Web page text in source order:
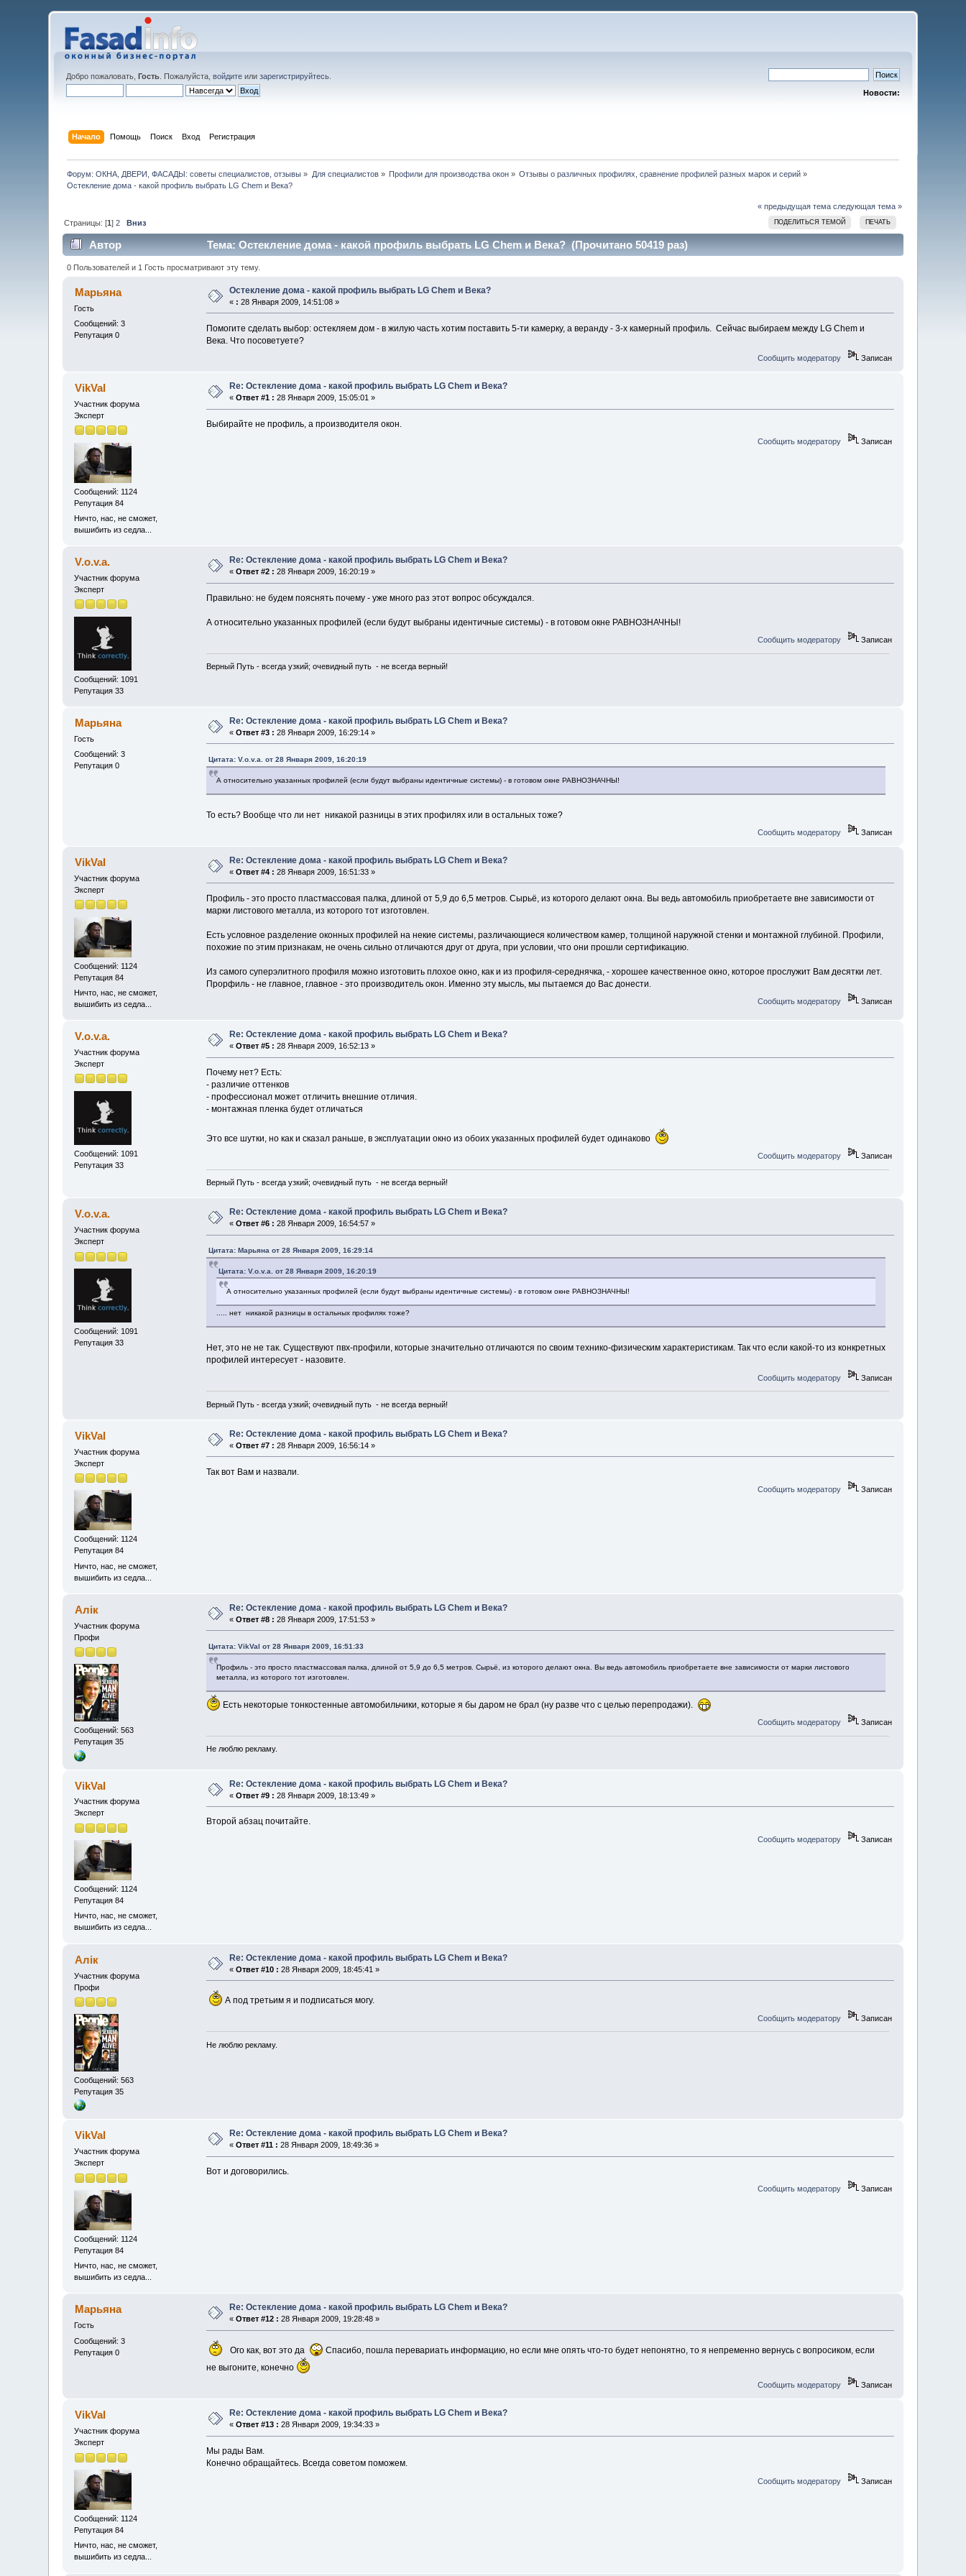
Добро пожаловать,Гость . Пожалуйста,войдите илизарегистрируйтесь
Новости:
Начало Помощь Поиск Вход Регистрация
Форум: ОКНА, ДВЕРИ, ФАСАДЫ: советы специалистов, отзывы » Для специалистов» Профили для производства окон » Отзывы о различных профилях, сравнение профилей разных марок и серий »
Остекление дома - какой профиль выбрать LG Chem и Века?
« предыдущая тема следующая тема »
ПОДЕЛИТЬСЯ ТЕМОЙ ПЕЧАТЬ
Страницы: [1]2 Вниз
Автор Тема: Остекление дома - какой профиль выбрать LG Chem и Века? (Прочитано 50419 раз)
0 Пользователей и 1 Гость просматривают эту тему.
Марьяна
Гость
Сообщений: 3
Репутация 0
Остекление дома - какой профиль выбрать LG Chem и Века?
« : 28 Января 2009, 14:51:08 »
Помогите сделать выбор: остекляем дом - в жилую часть хотим поставить 5-ти камерку, а веранду - 3-х камерный профиль. Сейчас выбираем между LG Chem и
Века. Что посоветуете?
Сообщить модератору Записан
VikVal
Участник форума
Эксперт
Сообщений: 1124
Репутация 84
Ничто, нас, не сможет,
вышибить из седла...
Re: Остекление дома - какой профиль выбрать LG Chem и Века?
«Ответ #1 : 28 Января 2009, 15:05:01 »
Выбирайте не профиль, а производителя окон.
Сообщить модератору Записан
V.o.v.a.
Участник форума
Эксперт
Сообщений: 1091
Репутация 33
Re: Остекление дома - какой профиль выбрать LG Chem и Века?
«Ответ #2 : 28 Января 2009, 16:20:19 »
Правильно: не будем пояснять почему - уже много раз этот вопрос обсуждался.
А относительно указанных профилей (если будут выбраны идентичные системы) - в готовом окне РАВНОЗНАЧНЫ!
Сообщить модератору Записан
Верный Путь - всегда узкий; очевидный путь - не всегда верный!
Марьяна
Гость
Сообщений: 3
Репутация 0
Re: Остекление дома - какой профиль выбрать LG Chem и Века?
«Ответ #3 : 28 Января 2009, 16:29:14 »
Цитата: V.o.v.a. от 28 Января 2009, 16:20:19
А относительно указанных профилей (если будут выбраны идентичные системы) - в готовом окне РАВНОЗНАЧНЫ!
То есть? Вообще что ли нет никакой разницы в этих профилях или в остальных тоже?
Сообщить модератору Записан
VikVal
Участник форума
Эксперт
Сообщений: 1124
Репутация 84
Ничто, нас, не сможет,
вышибить из седла...
Re: Остекление дома - какой профиль выбрать LG Chem и Века?
«Ответ #4 : 28 Января 2009, 16:51:33 »
Профиль - это просто пластмассовая палка, длиной от 5,9 до 6,5 метров. Сырьё, из которого делают окна. Вы ведь автомобиль приобретаете вне зависимости от
марки листового металла, из которого тот изготовлен.
Есть условное разделение оконных профилей на некие системы, различающиеся количеством камер, толщиной наружной стенки и монтажной глубиной. Профили,
похожие по этим признакам, не очень сильно отличаются друг от друга, при условии, что они прошли сертификацию.
Из самого суперэлитного профиля можно изготовить плохое окно, как и из профиля-середнячка, - хорошее качественное окно, которое прослужит Вам десятки лет.
Прорфиль - не главное, главное - это производитель окон. Именно эту мысль, мы пытаемся до Вас донести.
Сообщить модератору Записан
V.o.v.a.
Участник форума
Эксперт
Сообщений: 1091
Репутация 33
Re: Остекление дома - какой профиль выбрать LG Chem и Века?
«Ответ #5 : 28 Января 2009, 16:52:13 »
Почему нет? Есть:
- различие оттенков
- профессионал может отличить внешние отличия.
- монтажная пленка будет отличаться
Это все шутки, но как и сказал раньше, в эксплуатации окно из обоих указанных профилей будет одинаково
Сообщить модератору Записан
Верный Путь - всегда узкий; очевидный путь - не всегда верный!
V.o.v.a.
Участник форума
Эксперт
Сообщений: 1091
Репутация 33
Re: Остекление дома - какой профиль выбрать LG Chem и Века?
«Ответ #6 : 28 Января 2009, 16:54:57 »
Цитата: Марьяна от 28 Января 2009, 16:29:14
Цитата: V.o.v.a. от 28 Января 2009, 16:20:19
А относительно указанных профилей (если будут выбраны идентичные системы) - в готовом окне РАВНОЗНАЧНЫ!
..... нет никакой разницы в остальных профилях тоже?
Нет, это не не так. Существуют пвх-профили, которые значительно отличаются по своим технико-физическим характеристикам. Так что если какой-то из конкретных
профилей интересует - назовите.
Сообщить модератору Записан
Верный Путь - всегда узкий; очевидный путь - не всегда верный!
VikVal
Участник форума
Эксперт
Сообщений: 1124
Репутация 84
Ничто, нас, не сможет,
вышибить из седла...
Re: Остекление дома - какой профиль выбрать LG Chem и Века?
«Ответ #7 : 28 Января 2009, 16:56:14 »
Так вот Вам и назвали.
Сообщить модератору Записан
Алік
Участник форума
Профи
Сообщений: 563
Репутация 35
Re: Остекление дома - какой профиль выбрать LG Chem и Века?
«Ответ #8 : 28 Января 2009, 17:51:53 »
Цитата: VikVal от 28 Января 2009, 16:51:33
Профиль - это просто пластмассовая палка, длиной от 5,9 до 6,5 метров. Сырьё, из которого делают окна. Вы ведь автомобиль приобретаете вне зависимости от марки листового
металла, из которого тот изготовлен.
Есть некоторые тонкостенные автомобильчики, которые я бы даром не брал (ну разве что с целью перепродажи).
Сообщить модератору Записан
Не люблю рекламу.
VikVal
Участник форума
Эксперт
Сообщений: 1124
Репутация 84
Ничто, нас, не сможет,
вышибить из седла...
Re: Остекление дома - какой профиль выбрать LG Chem и Века?
«Ответ #9 : 28 Января 2009, 18:13:49 »
Второй абзац почитайте.
Сообщить модератору Записан
Алік
Участник форума
Профи
Сообщений: 563
Репутация 35
Re: Остекление дома - какой профиль выбрать LG Chem и Века?
«Ответ #10 : 28 Января 2009, 18:45:41 »
А под третьим я и подписаться могу.
Сообщить модератору Записан
Не люблю рекламу.
VikVal
Участник форума
Эксперт
Сообщений: 1124
Репутация 84
Ничто, нас, не сможет,
вышибить из седла...
Re: Остекление дома - какой профиль выбрать LG Chem и Века?
«Ответ #11 : 28 Января 2009, 18:49:36 »
Вот и договорились.
Сообщить модератору Записан
Марьяна
Гость
Сообщений: 3
Репутация 0
Re: Остекление дома - какой профиль выбрать LG Chem и Века?
«Ответ #12 : 28 Января 2009, 19:28:48 »
Ого как, вот это да
Спасибо, пошла перевариать информацию, но если мне опять что-то будет непонятно, то я непременно вернусь с вопросиком, если
не выгоните, конечно
Сообщить модератору Записан
VikVal
Участник форума
Эксперт
Сообщений: 1124
Репутация 84
Ничто, нас, не сможет,
вышибить из седла...
Re: Остекление дома - какой профиль выбрать LG Chem и Века?
«Ответ #13 : 28 Января 2009, 19:34:33 »
Мы рады Вам.
Конечно обращайтесь. Всегда советом поможем.
Сообщить модератору Записан